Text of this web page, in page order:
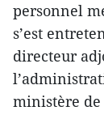
personnel
s’est
directeur
ministère de